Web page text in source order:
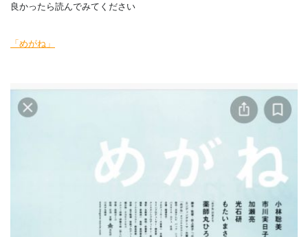
良かったら読んでみてください
「めがね」